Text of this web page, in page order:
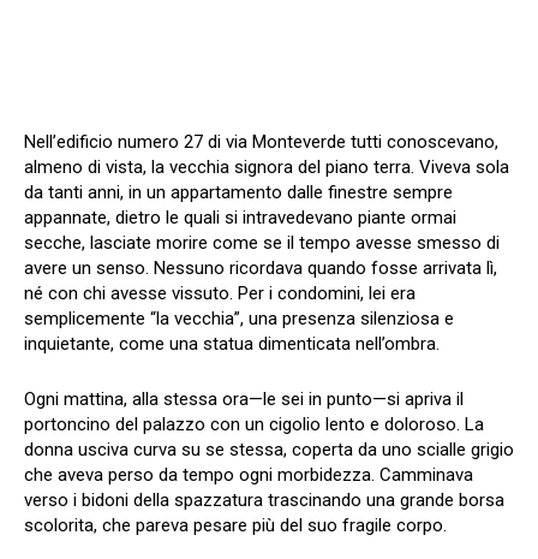
Nell’edificio numero 27 di via Monteverde tutti conoscevano,
almeno di vista, la vecchia signora del piano terra. Viveva sola
da tanti anni, in un appartamento dalle finestre sempre
appannate, dietro le quali si intravedevano piante ormai
secche, lasciate morire come se il tempo avesse smesso di
avere un senso. Nessuno ricordava quando fosse arrivata lì,
né con chi avesse vissuto. Per i condomini, lei era
semplicemente “la vecchia”, una presenza silenziosa e
inquietante, come una statua dimenticata nell’ombra.
Ogni mattina, alla stessa ora—le sei in punto—si apriva il
portoncino del palazzo con un cigolio lento e doloroso. La
donna usciva curva su se stessa, coperta da uno scialle grigio
che aveva perso da tempo ogni morbidezza. Camminava
verso i bidoni della spazzatura trascinando una grande borsa
scolorita, che pareva pesare più del suo fragile corpo.